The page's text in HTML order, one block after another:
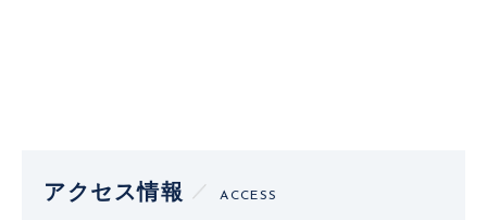
アクセス情報 ACCESS